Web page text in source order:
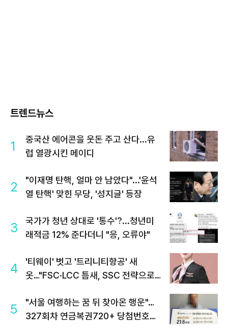
트렌드뉴스
1
중국산 에어콘을 웃돈 주고 산다...유
럽 열광시킨 메이디
2
"이재명 탄핵, 얼마 안 남았다"...'윤석
열 탄핵' 맞힌 무당, '성지글' 등장
3
국가가 청년 상대로 '통수'?...청년미
래적금 12% 준다더니 "응, 오류야"
4
'티웨이' 벗고 '트리니티항공' 새
옷…"FSC·LCC 틈새, SSC 전략으로
5
"서울 여행하는 꿈 뒤 찾아온 행운"…
327회차 연금복권720+ 당첨번호조